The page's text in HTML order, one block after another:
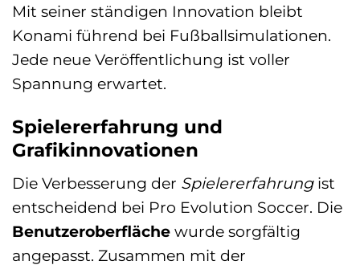
Mit seiner ständigen Innovation bleibt
Konami führend bei Fußballsimulationen.
Jede neue Veröffentlichung ist voller
Spannung erwartet.
Spielererfahrung und
Grafikinnovationen
Die Verbesserung der Spielererfahrungist
entscheidend bei Pro Evolution Soccer. Die
Benutzeroberfläche wurde sorgfältig
angepasst. Zusammen mit der